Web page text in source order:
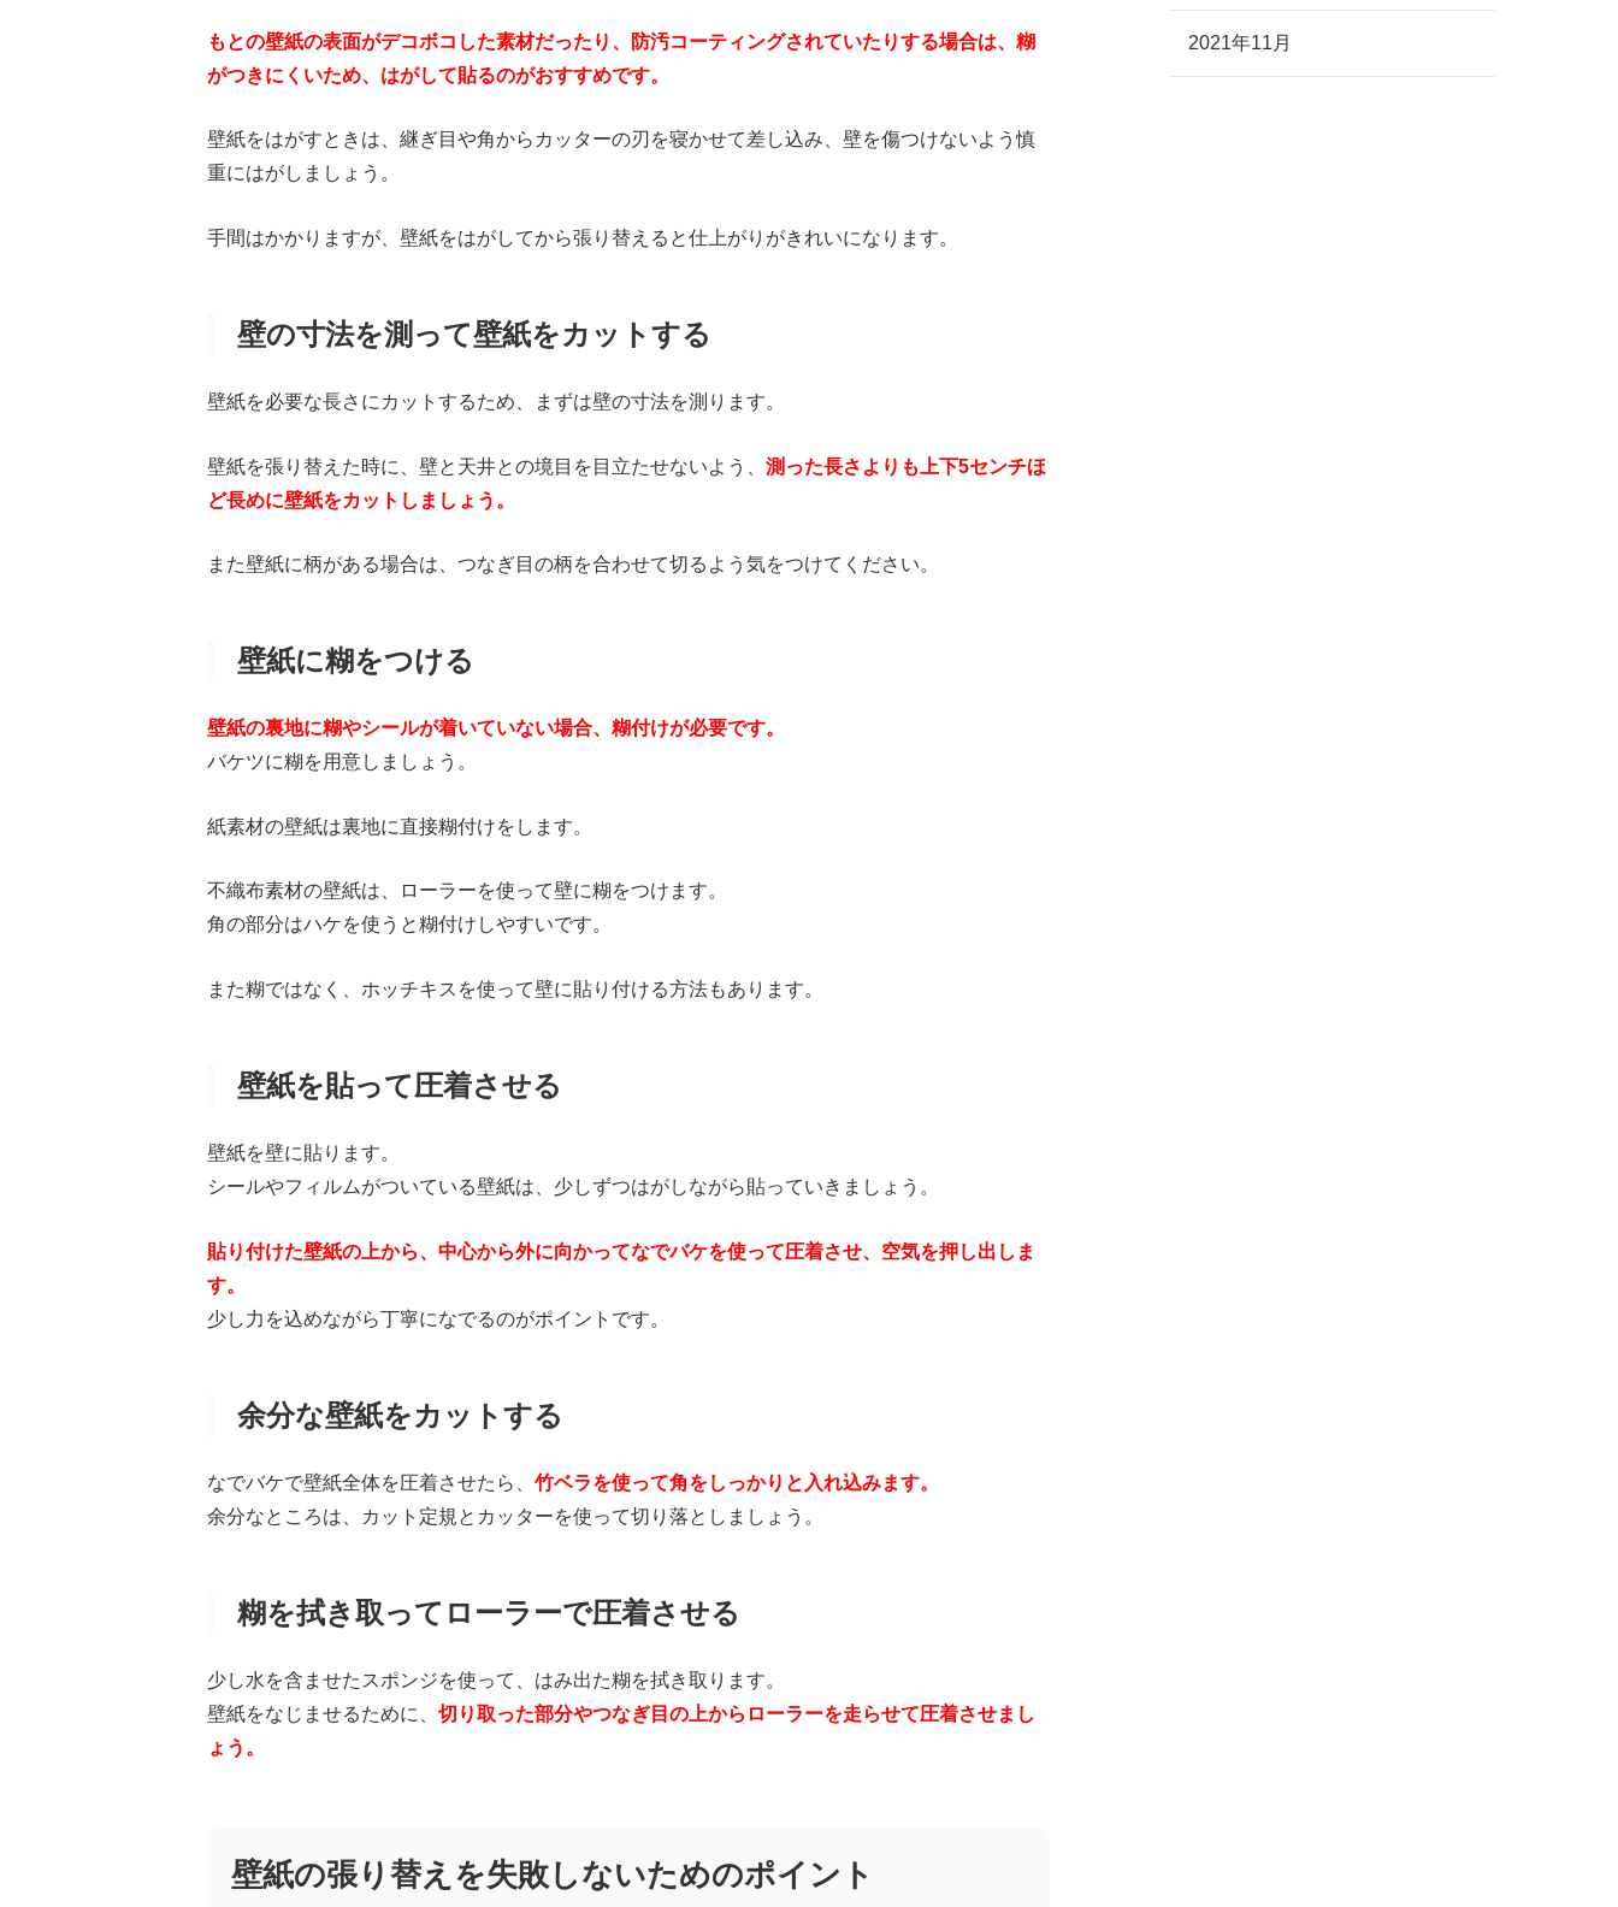
もとの壁紙の表面がデコボコした素材だったり、防汚コーティングされていたりする場合は、糊
がつきにくいため、はがして貼るのがおすすめです。
壁紙をはがすときは、継ぎ目や角からカッターの刃を寝かせて差し込み、壁を傷つけないよう慎
重にはがしましょう。
手間はかかりますが、壁紙をはがしてから張り替えると仕上がりがきれいになります。
壁の寸法を測って壁紙をカットする
壁紙を必要な長さにカットするため、まずは壁の寸法を測ります。
壁紙を張り替えた時に、壁と天井との境目を目立たせないよう、 測った長さよりも上下5センチほ
ど長めに壁紙をカットしましょう。
また壁紙に柄がある場合は、つなぎ目の柄を合わせて切るよう気をつけてください。
壁紙に糊をつける
壁紙の裏地に糊やシールが着いていない場合、糊付けが必要です。
バケツに糊を用意しましょう。
紙素材の壁紙は裏地に直接糊付けをします。
不織布素材の壁紙は、ローラーを使って壁に糊をつけます。
角の部分はハケを使うと糊付けしやすいです。
また糊ではなく、ホッチキスを使って壁に貼り付ける方法もあります。
壁紙を貼って圧着させる
壁紙を壁に貼ります。
シールやフィルムがついている壁紙は、少しずつはがしながら貼っていきましょう。
貼り付けた壁紙の上から、中心から外に向かってなでバケを使って圧着させ、空気を押し出しま
す。
少し力を込めながら丁寧になでるのがポイントです。
余分な壁紙をカットする
なでバケで壁紙全体を圧着させたら、 竹ベラを使って角をしっかりと入れ込みます。
余分なところは、カット定規とカッターを使って切り落としましょう。
糊を拭き取ってローラーで圧着させる
少し水を含ませたスポンジを使って、はみ出た糊を拭き取ります。
壁紙をなじませるために、 切り取った部分やつなぎ目の上からローラーを走らせて圧着させまし
ょう。
壁紙の張り替えを失敗しないためのポイント
2021年11月